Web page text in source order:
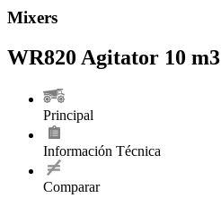
Mixers
WR820 Agitator 10 m3
Principal
Información Técnica
Comparar